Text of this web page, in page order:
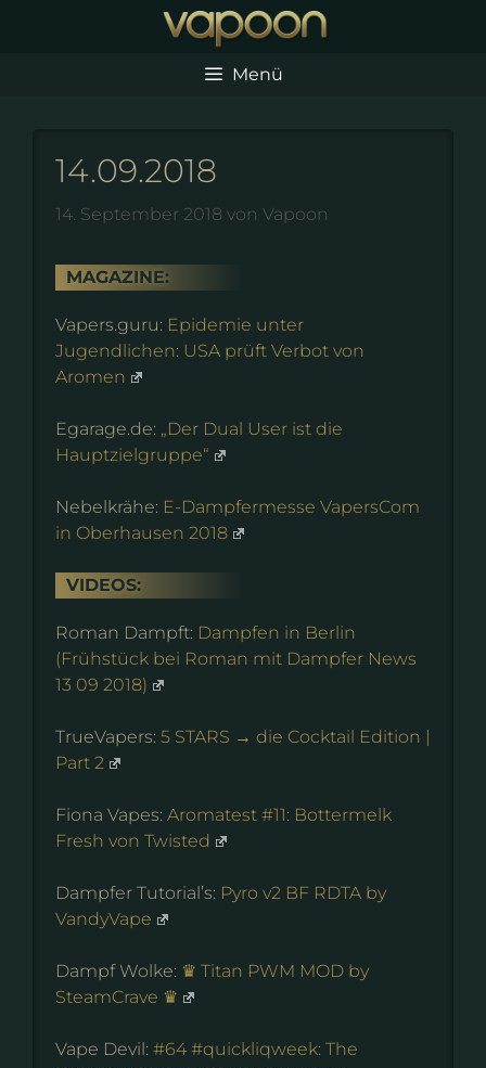
Menü
14.09.2018
14. September 2018 von Vapoon
MAGAZINE:
Vapers.guru: Epidemie unter
Jugendlichen: USA prüft Verbot von
Aromen
Egarage.de: „Der Dual User ist die
Hauptzielgruppe“
Nebelkrähe: E-Dampfermesse VapersCom
in Oberhausen 2018
VIDEOS:
Roman Dampft: Dampfen in Berlin
(Frühstück bei Roman mit Dampfer News
13 09 2018)
TrueVapers: 5 STARS → die Cocktail Edition |
Part 2
Fiona Vapes: Aromatest #11: Bottermelk
Fresh von Twisted
Dampfer Tutorial’s: Pyro v2 BF RDTA by
VandyVape
Dampf Wolke: ♛ Titan PWM MOD by
SteamCrave ♛
Vape Devil: #64 #quickliqweek: The